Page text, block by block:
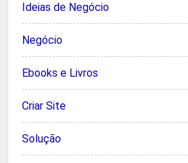
Ideias de Negócio
Negócio
Ebooks e Livros
Criar Site
Solução